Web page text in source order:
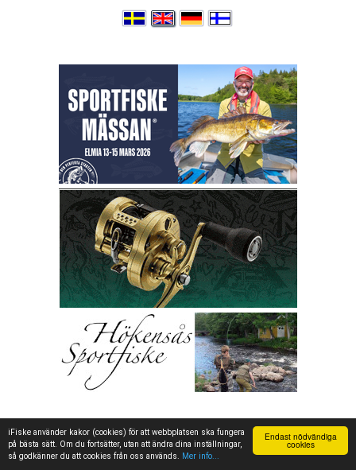
Endast nödvändiga
cookies
iFiske använder kakor (cookies) för att webbplatsen ska fungera
på bästa sätt. Om du fortsätter, utan att ändra dina inställningar,
så godkänner du att cookies från oss används.
Mer info...